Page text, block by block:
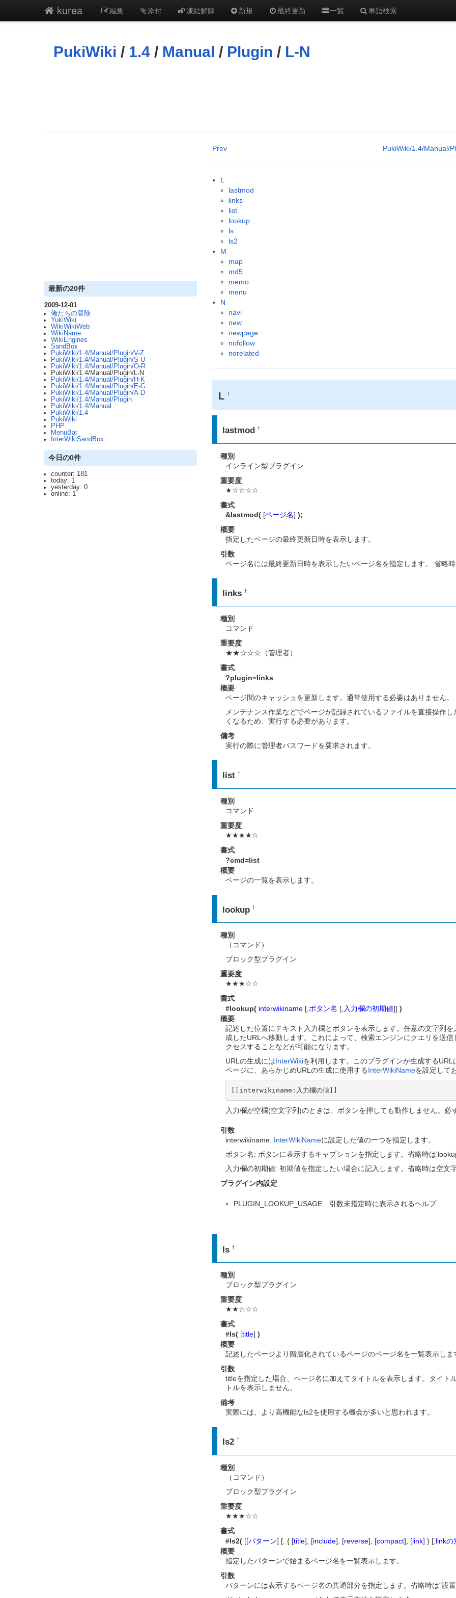
kurea 編集 添付 凍結解除 新規 最終更新 一覧 単語検索
PukiWiki / 1.4 / Manual / Plugin / L-N
最新の20件
2009-12-01
俺たちの冒険
YukiWiki
WikiWikiWeb
WikiName
WikiEngines
SandBox
PukiWiki/1.4/Manual/Plugin/V-Z
PukiWiki/1.4/Manual/Plugin/S-U
PukiWiki/1.4/Manual/Plugin/O-R
PukiWiki/1.4/Manual/Plugin/L-N
PukiWiki/1.4/Manual/Plugin/H-K
PukiWiki/1.4/Manual/Plugin/E-G
PukiWiki/1.4/Manual/Plugin/A-D
PukiWiki/1.4/Manual/Plugin
PukiWiki/1.4/Manual
PukiWiki/1.4
PukiWiki
PHP
MenuBar
InterWikiSandBox
今日の0件
counter: 181
today: 1
yesterday: 0
online: 1
Prev PukiWiki/1.4/Manual/
L
lastmod
links
list
lookup
ls
ls2
M
map
md5
memo
menu
N
navi
new
newpage
nofollow
norelated
L†
lastmod†
種別
インライン型プラグイン
重要度
★☆☆☆☆
書式
&lastmod( [ページ名] );
概要
指定したページの最終更新日時を表示します。
引数
ページ名には最終更新日時を表示したいページ名を指定します。 省略
links†
種別
コマンド
重要度
★★☆☆☆（管理者）
書式
?plugin=links
概要
ページ間のキャッシュを更新します。通常使用する必要はありません。
メンテナンス作業などでページが記録されているファイルを直接操作
くなるため、実行する必要があります。
備考
実行の際に管理者パスワードを要求されます。
list†
種別
コマンド
重要度
★★★★☆
書式
?cmd=list
概要
ページの一覧を表示します。
lookup†
種別
（コマンド）
ブロック型プラグイン
重要度
★★★☆☆
書式
#lookup( interwikiname [,ボタン名 [,入力欄の初期値]] )
概要
記述した位置にテキスト入力欄とボタンを表示します。任意の文字列
成したURLへ移動します。これによって、検索エンジンにクエリを送
クセスすることなどが可能になります。
URLの生成にはInterWikiを利用します。このプラグインが生成するURL
ページに、あらかじめURLの生成に使用するInterWikiNameを設定して
[[interwikiname:入力欄の値]]
入力欄が空欄(空文字列)のときは、ボタンを押しても動作しません。必
引数
interwikiname: InterWikiNameに設定した値の一つを指定します。
ボタン名: ボタンに表示するキャプションを指定します。省略時は
入力欄の初期値: 初期値を指定したい場合に記入します。省略時は空文
プラグイン内設定
PLUGIN_LOOKUP_USAGE 引数未指定時に表示されるヘルプ
ls†
種別
ブロック型プラグイン
重要度
★★☆☆☆
書式
#ls( [title] )
概要
記述したページより階層化されているページのページ名を一覧表示しま
引数
titleを指定した場合、ページ名に加えてタイトルを表示します。タイト
トルを表示しません。
備考
実際には、より高機能なls2を使用する機会が多いと思われます。
ls2†
種別
（コマンド）
ブロック型プラグイン
重要度
★★★☆☆
書式
#ls2( [[パターン] [, { [title], [include], [reverse], [compact], [link] } [, linkの
概要
指定したパターンで始まるページ名を一覧表示します。
引数
パターンには表示するページ名の共通部分を指定します。省略時は"設